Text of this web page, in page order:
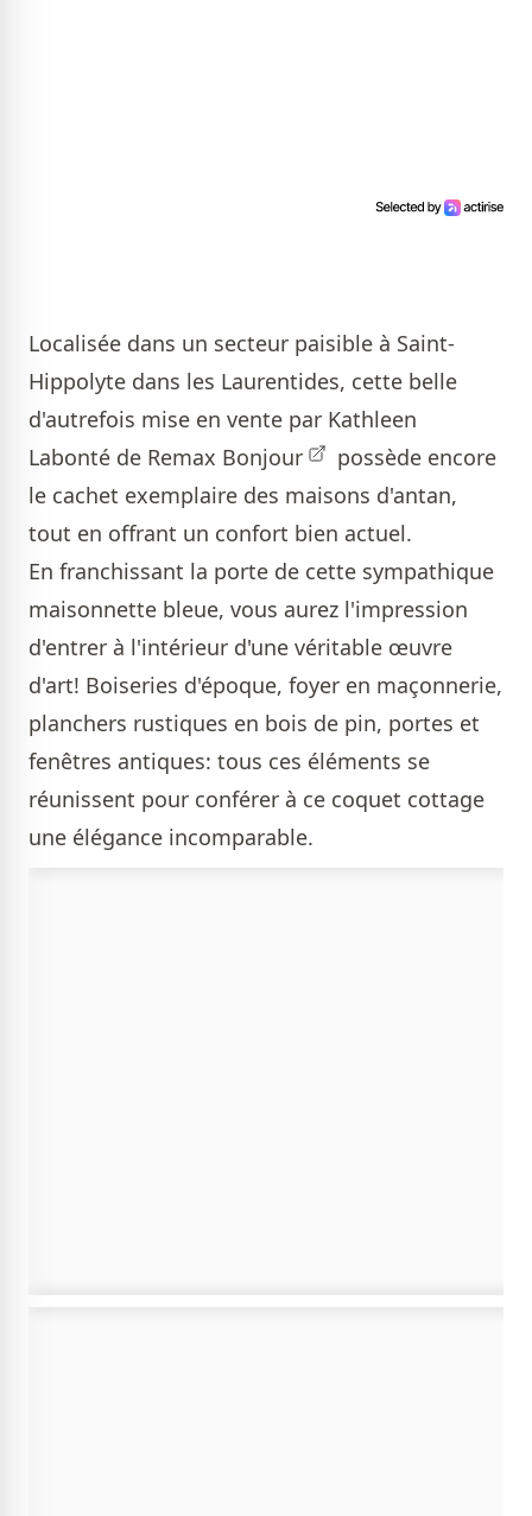
Localisée dans un secteur paisible à Saint-
Hippolyte dans les Laurentides, cette belle
d'autrefois mise en vente par Kathleen
Labonté de Remax Bonjour
possède encore
le cachet exemplaire des maisons d'antan,
tout en offrant un confort bien actuel.
En franchissant la porte de cette sympathique
maisonnette bleue, vous aurez l'impression
d'entrer à l'intérieur d'une véritable œuvre
d'art! Boiseries d'époque, foyer en maçonnerie,
planchers rustiques en bois de pin, portes et
fenêtres antiques: tous ces éléments se
réunissent pour conférer à ce coquet cottage
une élégance incomparable.